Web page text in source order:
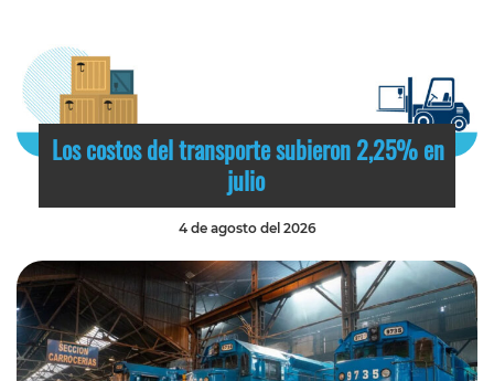
Los costos del transporte subieron 2,25% en
julio
4 de agosto del 2026